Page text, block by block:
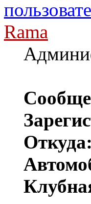
Rama
Откуда: